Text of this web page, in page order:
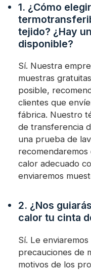
1. ¿Cómo
tejido? ¿Hay
disponible?
Sí. Nuestra
muestras
posible,
clientes que
fábrica. Nuestro
de transferencia
una prueba de
calor adecuado
enviaremos
2. ¿Nos
calor tu cinta
Sí. Le
precauciones de
motivos de los